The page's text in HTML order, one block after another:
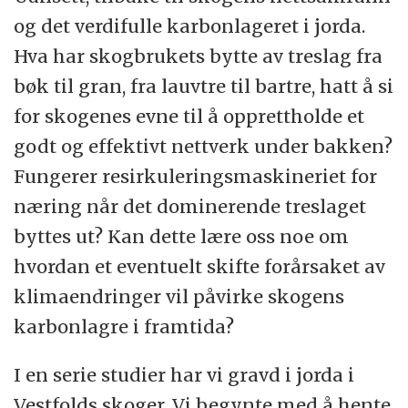
og det verdifulle karbonlageret i jorda.
Hva har skogbrukets bytte av treslag fra
bøk til gran, fra lauvtre til bartre, hatt å si
for skogenes evne til å opprettholde et
godt og effektivt nettverk under bakken?
Fungerer resirkuleringsmaskineriet for
næring når det dominerende treslaget
byttes ut? Kan dette lære oss noe om
hvordan et eventuelt skifte forårsaket av
klimaendringer vil påvirke skogens
karbonlagre i framtida?
I en serie studier har vi gravd i jorda i